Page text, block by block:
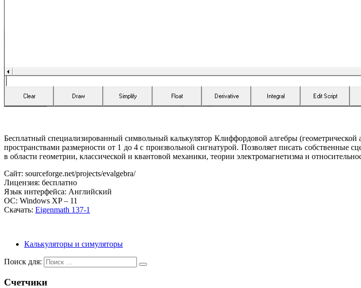
Бесплатный специализированный символьный калькулятор Клиффордовой алгебры
пространствами размерности от 1 до 4 с произвольной сигнатурой. Позволяет писать
в области геометрии, классической и квантовой механики, теории электромагнетизма и
Сайт: sourceforge.net/projects/evalgebra/
Лицензия: бесплатно
Язык интерфейса: Английский
ОС: Windows XP – 11
Скачать: Eigenmath 137-1
Калькуляторы и симуляторы
Поиск для:
Счетчики